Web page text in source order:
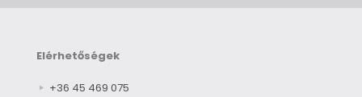
Elérhetőségek
+36 45 469 075